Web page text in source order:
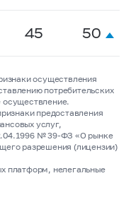
45 50
осуществления
потребительских
предоставления
услуг,
№39-ФЗ «О рынке
разрешения (лицензии)
платформ, нелегальные